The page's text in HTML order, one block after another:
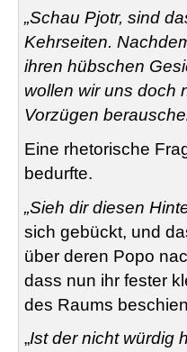
„Schau Pjotr, sind
Kehrseiten.
ihren hübschen
wollen wir uns doch
Vorzügen
Eine rhetorische
bedurfte.
„Sieh dir diesen
sich gebückt, und
über deren Popo
dass nun ihr fester
des Raums
„Ist der nicht würdig